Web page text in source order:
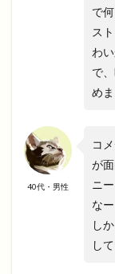
で
ス
わ
で
めま
40代・男性
コ
が
ニ
な
し
し